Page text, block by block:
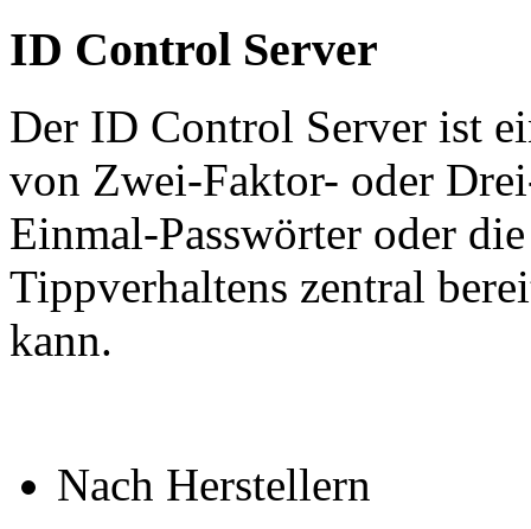
ID Control Server
Der ID Control Server ist
von Zwei-Faktor- oder
Einmal-Passwörter oder
Tippverhaltens zentral
kann.
Nach Herstellern